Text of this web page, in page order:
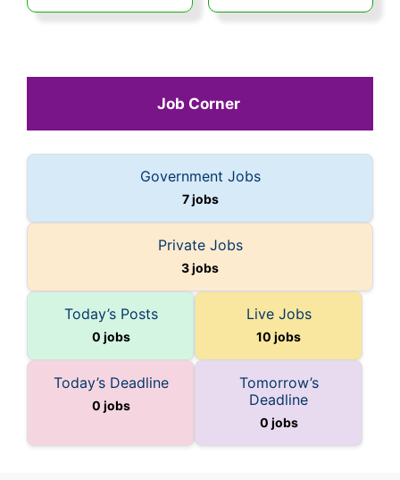
Job Corner
Government Jobs
7 jobs
Private Jobs
3 jobs
Today’s Posts
0 jobs
Live Jobs
10 jobs
Today’s Deadline
0 jobs
Tomorrow’s
Deadline
0 jobs